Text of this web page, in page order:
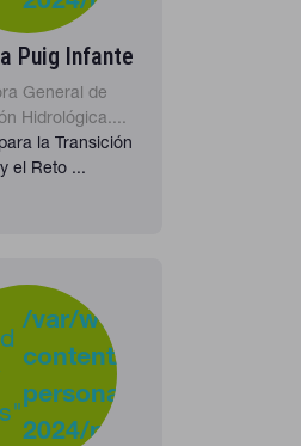
Puig Infante
General de
Hidrológica....
la Transición
el Reto ...
/var/www/clients/
content/plugins/
personas-
2024/